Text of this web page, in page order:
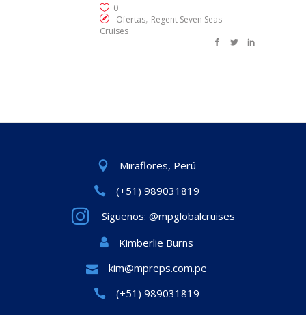
0
Ofertas, Regent Seven Seas
Cruises
Miraflores, Perú
(+51) 989031819
Síguenos: @mpglobalcruises
Kimberlie Burns
kim@mpreps.com.pe
(+51) 989031819